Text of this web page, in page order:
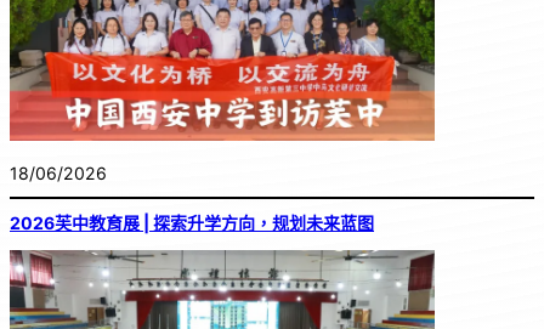
18/06/2026
2026芙中教育展 | 探索升学方向，规划未来蓝图